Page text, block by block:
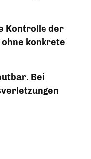
Kontrolle der
konkrete
Bei